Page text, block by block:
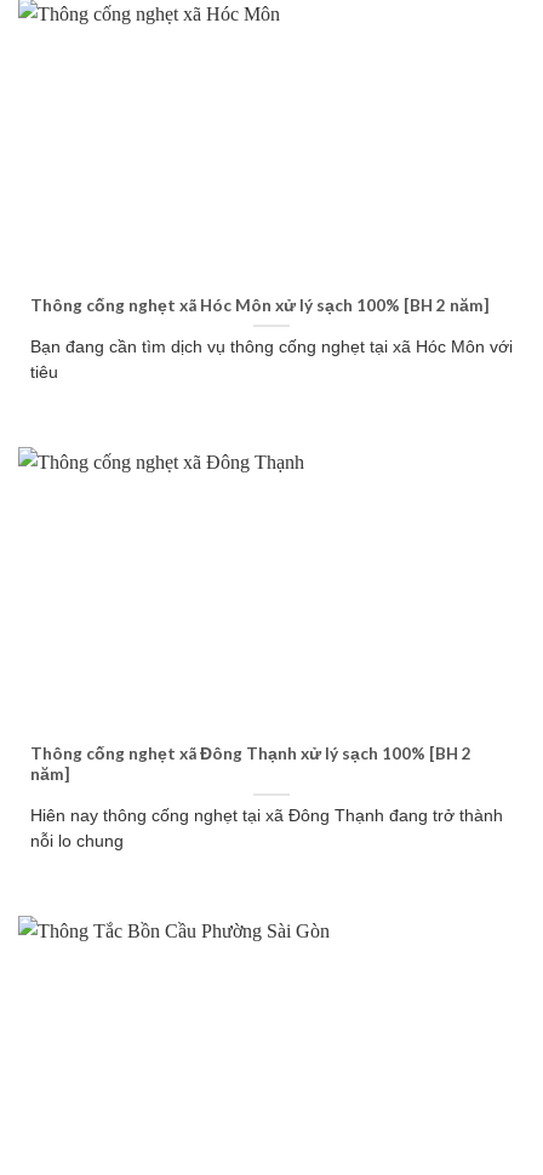
Thông cống nghẹt xã Hóc Môn xử lý sạch 100% [BH 2 năm]
Bạn đang cần tìm dịch vụ thông cống nghẹt tại xã Hóc Môn với
tiêu
Thông cống nghẹt xã Đông Thạnh xử lý sạch 100% [BH 2
năm]
Hiên nay thông cống nghẹt tại xã Đông Thạnh đang trở thành
nỗi lo chung